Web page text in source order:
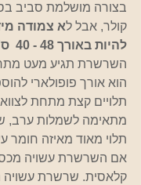
בצורה מושלמת סביב
קולר, אבל לא צמודה
להיות באורך 48 - 40  ס"מ (16-18 אינץ').
השרשרת תגיע מעט
הוא אורך פופולארי
תלויים קצת מתחת
מתאימה לשמלות ערב,
תלוי מאוד מאיזה חומר
אם השרשרת עשויה
קלאסית. שרשרת עשויה